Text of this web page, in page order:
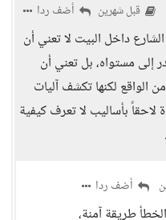
قبل شهرين أضف ردا
داخل البيت لا تعني أن
إلى مستواه، بل تعني أن
لكنها تكشف آليات
لاحقاً بأساليب لا تعرف كيفية
أضف ردا
طريقة آمنة،